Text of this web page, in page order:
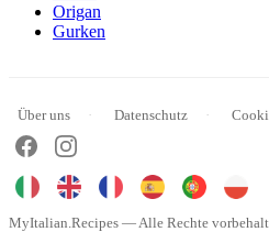
Origan
Gurken
Über uns Datenschutz
MyItalian.Recipes — Alle Rechte